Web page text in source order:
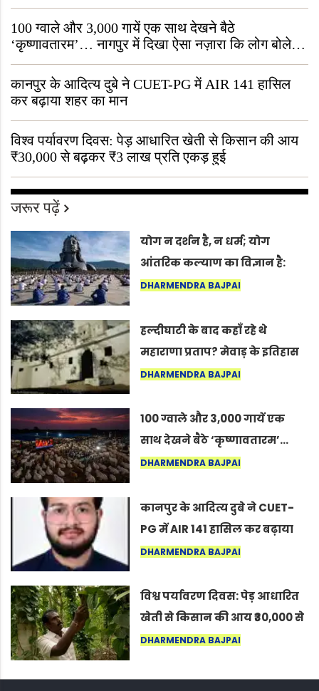
जीवित है
100 ग्वाले और 3,000 गायें एक साथ देखने बैठे
‘कृष्णावतारम’… नागपुर में दिखा ऐसा नज़ारा कि लोग बोले,
“ऐसा तो सिर्फ़ कृष्ण ही कर सकते हैं”
कानपुर के आदित्य दुबे ने CUET-PG में AIR 141 हासिल
कर बढ़ाया शहर का मान
विश्व पर्यावरण दिवस: पेड़ आधारित खेती से किसान की आय
₹30,000 से बढ़कर ₹3 लाख प्रति एकड़ हुई
जरूर पढ़ें
योग न दर्शन है, न धर्म; योग
आंतरिक कल्याण का विज्ञान है:
अंतरराष्ट्रीय योग दिवस 2026 पर
DHARMENDRA BAJPAI
हल्दीघाटी के बाद कहाँ रहे थे
महाराणा प्रताप? मेवाड़ के इतिहास
का वह अनकहा अध्याय जो आज भी
DHARMENDRA BAJPAI
100 ग्वाले और 3,000 गायें एक
साथ देखने बैठे ‘कृष्णावतारम’…
नागपुर में दिखा ऐसा नज़ारा कि
कर सकते हैं”
DHARMENDRA BAJPAI
कानपुर के आदित्य दुबे ने CUET-
PG में AIR 141 हासिल कर बढ़ाया
शहर का मान
DHARMENDRA BAJPAI
विश्व पर्यावरण दिवस: पेड़ आधारित
खेती से किसान की आय ₹30,000 से
बढ़कर ₹3 लाख प्रति एकड़ हुई
DHARMENDRA BAJPAI